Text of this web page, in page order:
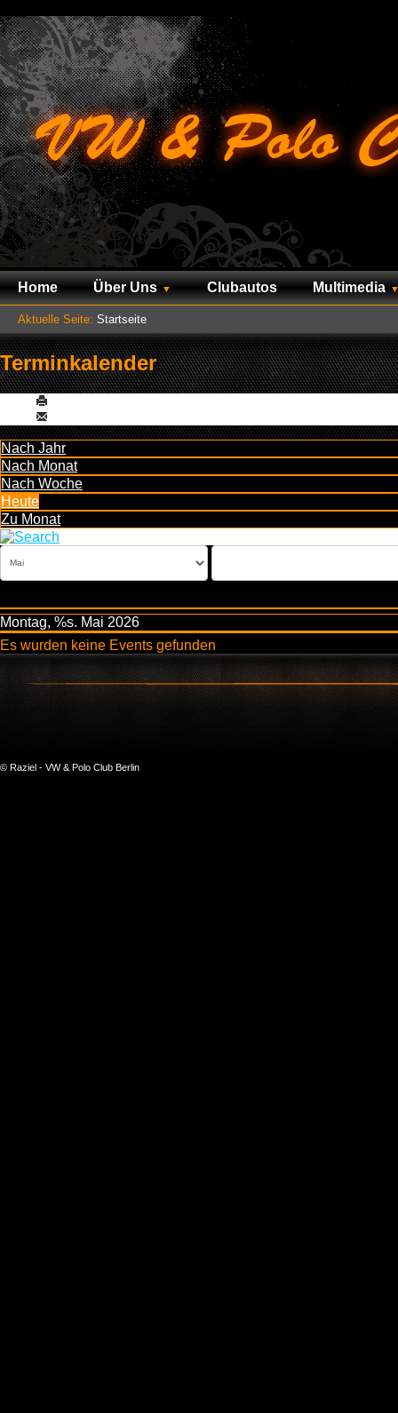
Home Über Uns Clubautos Multimedia
Aktuelle Seite: Startseite
Terminkalender
Nach Jahr
Nach Monat
Nach Woche
Heute
Zu Monat
Montag, %s. Mai 2026
Es wurden keine Events gefunden
© Raziel - VW & Polo Club Berlin